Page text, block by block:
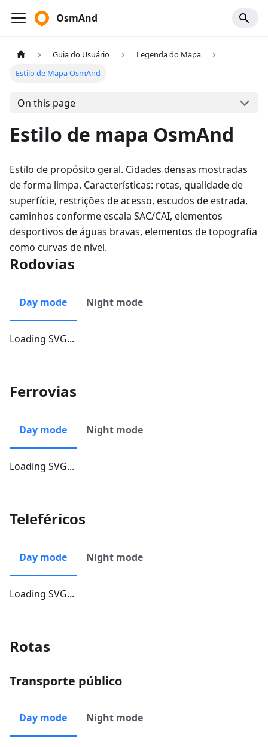
OsmAnd
Guia do Usuário
Legenda do Mapa
Estilo de Mapa OsmAnd
On this page
Estilo de mapa OsmAnd
Estilo de propósito geral. Cidades densas mostradas
de forma limpa. Características: rotas, qualidade de
superfície, restrições de acesso, escudos de estrada,
caminhos conforme escala SAC/CAI, elementos
desportivos de águas bravas, elementos de topografia
como curvas de nível.
Rodovias
Day mode Night mode
Loading SVG...
Ferrovias
Day mode Night mode
Loading SVG...
Teleféricos
Day mode Night mode
Loading SVG...
Rotas
Transporte público
Day mode Night mode